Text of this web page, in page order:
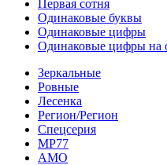
Первая сотня
Одинаковые буквы
Одинаковые цифры
Одинаковые цифры на
Зеркальные
Ровные
Лесенка
Регион/Регион
Спецсерия
МР77
АМО